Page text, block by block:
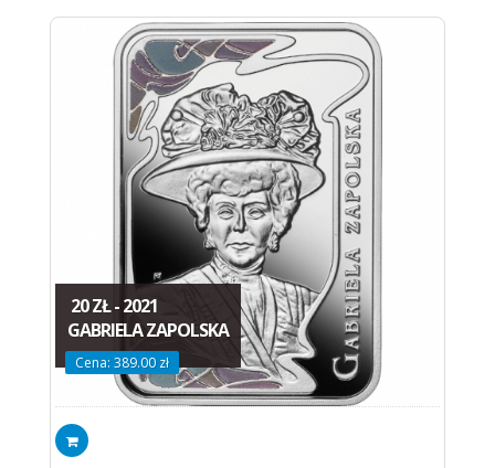
20 ZŁ - 2021
GABRIELA ZAPOLSKA
Cena: 389.00 zł